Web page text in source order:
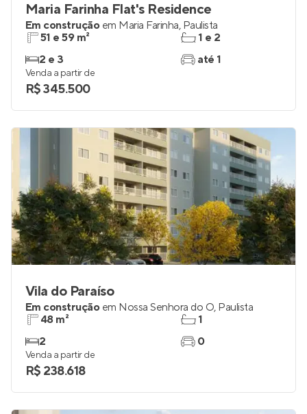
Maria Farinha Flat's Residence
Em construção em Maria Farinha, Paulista
51 e 59 m²
2 e 3
1 e 2
até 1
Venda a partir de
R$ 345.500
Vila do Paraíso
Em construção em Nossa Senhora do Ó, Paulista
48 m²
2
1
0
Venda a partir de
R$ 238.618